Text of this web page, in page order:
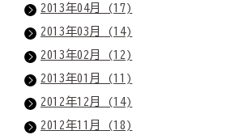
2013年04月 (17)
2013年03月 (14)
2013年02月 (12)
2013年01月 (11)
2012年12月 (14)
2012年11月 (18)